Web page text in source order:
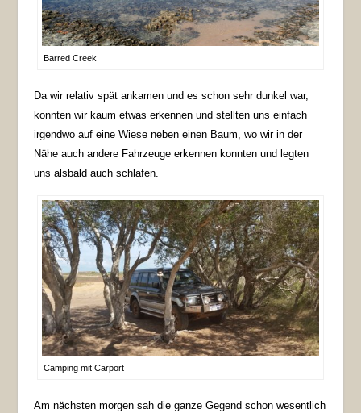
Barred Creek
Da wir relativ spät ankamen und es schon sehr dunkel war,
konnten wir kaum etwas erkennen und stellten uns einfach
irgendwo auf eine Wiese neben einen Baum, wo wir in der
Nähe auch andere Fahrzeuge erkennen konnten und legten
uns alsbald auch schlafen.
Camping mit Carport
Am nächsten morgen sah die ganze Gegend schon wesentlich